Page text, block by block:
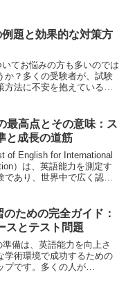
題と効果的な対策方
てお悩みの方も多いのでは
か？多くの受験者が、試験
方法に不安を抱えているこ
します！レポトンこの記事
人に...
最高点とその意味：ス
と成長の道筋
of English for International
）は、英語能力を測定す
であり、世界中で広く認知
のための完全ガイド：
スとテスト問題
準備は、英語能力を向上さ
学術環境で成功するための
プです。多くの人が